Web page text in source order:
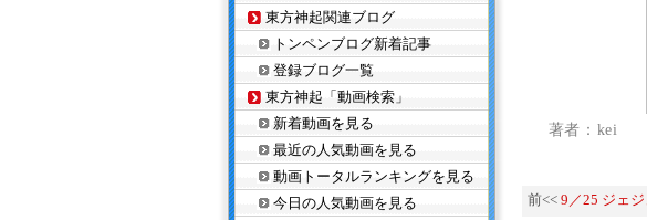
著者：kei
前<< 9／25 ジェ
東方神起関連ブログ
トンペンブログ新着記事
登録ブログ一覧
東方神起「動画検索」
新着動画を見る
最近の人気動画を見る
動画トータルランキングを見る
今日の人気動画を見る